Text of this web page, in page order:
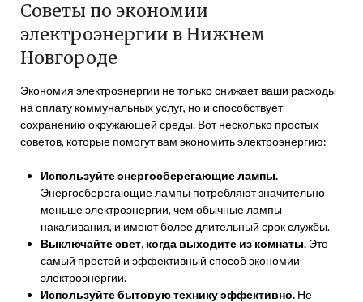
Советы по экономии
электроэнергии в Нижнем
Новгороде
Экономия электроэнергии не только снижает ваши расходы
на оплату коммунальных услуг, но и способствует
сохранению окружающей среды. Вот несколько простых
советов, которые помогут вам экономить электроэнергию:
Используйте энергосберегающие лампы.
Энергосберегающие лампы потребляют значительно
меньше электроэнергии, чем обычные лампы
накаливания, и имеют более длительный срок службы.
Выключайте свет, когда выходите из комнаты. Это
самый простой и эффективный способ экономии
электроэнергии.
Используйте бытовую технику эффективно. Не